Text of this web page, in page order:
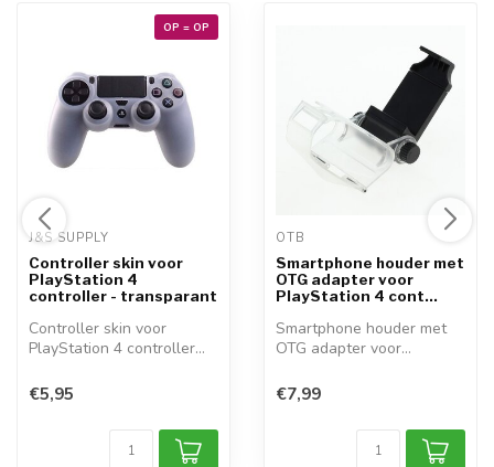
OP = OP
J&S SUPPLY
Controller skin voor
PlayStation 4
controller - transparant
Controller skin voor
PlayStation 4 controller
€5,95
OTB
Smartphone houder met
OTG adapter voor
PlayStation 4 cont...
Smartphone houder met
OTG adapter voor
€7,99